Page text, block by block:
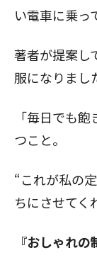
い電車に乗っ
著者が提案し
服になりまし
「毎日でも
つこと。
“これが私の
ちにさせてく
『おしゃれ